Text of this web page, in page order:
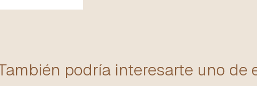
podría interesarte uno de